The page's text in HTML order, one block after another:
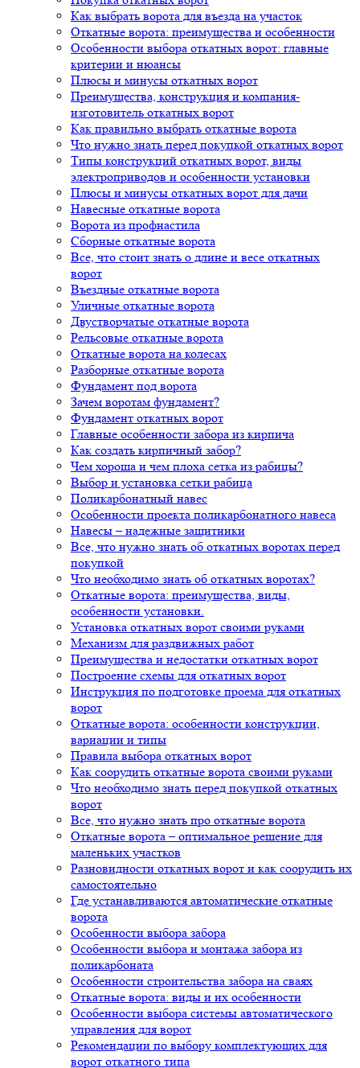
Как выбрать ворота для въезда на участок
Откатные ворота: преимущества и особенности
Особенности выбора откатных ворот: главные
критерии и нюансы
Плюсы и минусы откатных ворот
Преимущества, конструкция и компания-
изготовитель откатных ворот
Как правильно выбрать откатные ворота
Что нужно знать перед покупкой откатных ворот
Типы конструкций откатных ворот, виды
электроприводов и особенности установки
Плюсы и минусы откатных ворот для дачи
Навесные откатные ворота
Ворота из профнастила
Сборные откатные ворота
Все, что стоит знать о длине и весе откатных
ворот
Въездные откатные ворота
Уличные откатные ворота
Двустворчатые откатные ворота
Рельсовые откатные ворота
Откатные ворота на колесах
Разборные откатные ворота
Фундамент под ворота
Зачем воротам фундамент?
Фундамент откатных ворот
Главные особенности забора из кирпича
Как создать кирпичный забор?
Чем хороша и чем плоха сетка из рабицы?
Выбор и установка сетки рабица
Поликарбонатный навес
Особенности проекта поликарбонатного навеса
Навесы – надежные защитники
Все, что нужно знать об откатных воротах перед
покупкой
Что необходимо знать об откатных воротах?
Откатные ворота: преимущества, виды,
особенности установки.
Установка откатных ворот своими руками
Механизм для раздвижных работ
Преимущества и недостатки откатных ворот
Построение схемы для откатных ворот
Инструкция по подготовке проема для откатных
ворот
Откатные ворота: особенности конструкции,
вариации и типы
Правила выбора откатных ворот
Как соорудить откатные ворота своими руками
Что необходимо знать перед покупкой откатных
ворот
Все, что нужно знать про откатные ворота
Откатные ворота – оптимальное решение для
маленьких участков
Разновидности откатных ворот и как соорудить их
самостоятельно
Где устанавливаются автоматические откатные
ворота
Особенности выбора забора
Особенности выбора и монтажа забора из
поликарбоната
Особенности строительства забора на сваях
Откатные ворота: виды и их особенности
Особенности выбора системы автоматического
управления для ворот
Рекомендации по выбору комплектующих для
ворот откатного типа